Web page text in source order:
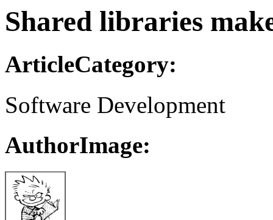
Shared libraries
ArticleCategory:
Software Development
AuthorImage: